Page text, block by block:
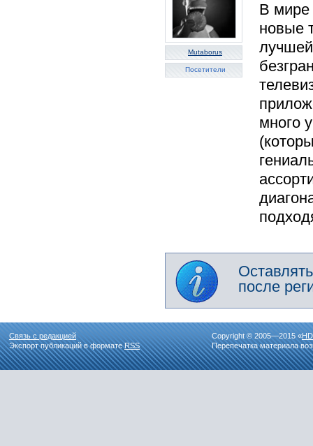
Mutaborus
Посетители
В мире
новые
много
после
Связь с редакцией
Экспорт публикаций в форматеRSS
Copyright © 2005—2015 «
Перепечатка материала